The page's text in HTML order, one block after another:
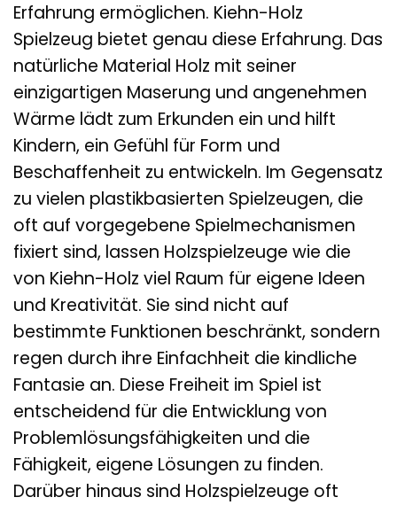
Erfahrung ermöglichen. Kiehn-Holz
Spielzeug bietet genau diese Erfahrung. Das
natürliche Material Holz mit seiner
einzigartigen Maserung und angenehmen
Wärme lädt zum Erkunden ein und hilft
Kindern, ein Gefühl für Form und
Beschaffenheit zu entwickeln. Im Gegensatz
zu vielen plastikbasierten Spielzeugen, die
oft auf vorgegebene Spielmechanismen
fixiert sind, lassen Holzspielzeuge wie die
von Kiehn-Holz viel Raum für eigene Ideen
und Kreativität. Sie sind nicht auf
bestimmte Funktionen beschränkt, sondern
regen durch ihre Einfachheit die kindliche
Fantasie an. Diese Freiheit im Spiel ist
entscheidend für die Entwicklung von
Problemlösungsfähigkeiten und die
Fähigkeit, eigene Lösungen zu finden.
Darüber hinaus sind Holzspielzeuge oft